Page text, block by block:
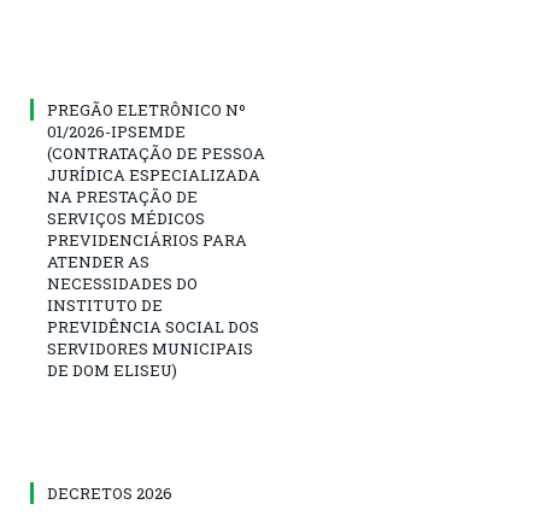
PREGÃO ELETRÔNICO Nº
01/2026-IPSEMDE
(CONTRATAÇÃO DE PESSOA
JURÍDICA ESPECIALIZADA
NA PRESTAÇÃO DE
SERVIÇOS MÉDICOS
PREVIDENCIÁRIOS PARA
ATENDER AS
NECESSIDADES DO
INSTITUTO DE
PREVIDÊNCIA SOCIAL DOS
SERVIDORES MUNICIPAIS
DE DOM ELISEU)
DECRETOS 2026